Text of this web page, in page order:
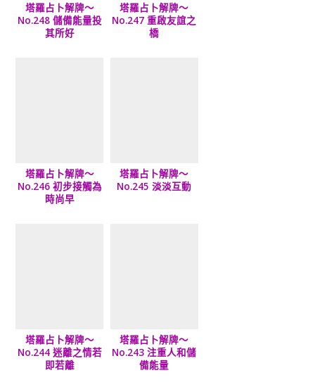
塔羅占卜解牌～
No.248 儲備能量投
其所好
塔羅占卜解牌～
No.247 重啟友誼之
橋
塔羅占卜解牌～
No.246 初步接觸為
時尚早
塔羅占卜解牌～
No.245 淡淡互動
塔羅占卜解牌～
No.244 迷離之情若
即若離
塔羅占卜解牌～
No.243 注重人和儲
備能量